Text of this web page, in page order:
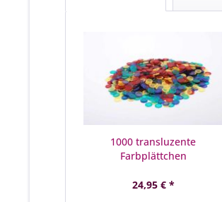
1000 transluzente
Farbplättchen
24,95 € *